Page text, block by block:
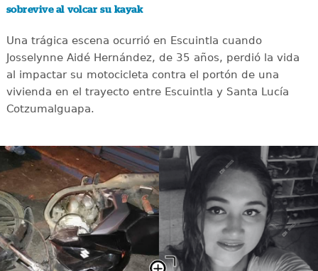
sobrevive al volcar su kayak
Una trágica escena ocurrió en Escuintla cuando
Josselynne Aidé Hernández, de 35 años, perdió la vida
al impactar su motocicleta contra el portón de una
vivienda en el trayecto entre Escuintla y Santa Lucía
Cotzumalguapa.